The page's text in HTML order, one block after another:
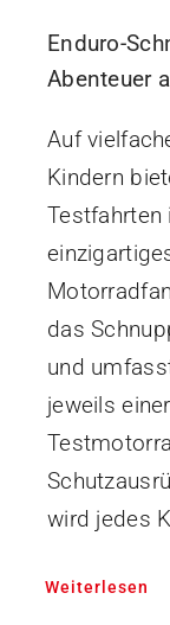
Enduro-
Abenteuer
Auf
Kindern
Testfahrten
das
und
jeweils
wird jedes
Weiterlesen